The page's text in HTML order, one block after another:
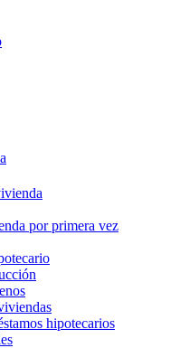
por primera vez
hipotecarios